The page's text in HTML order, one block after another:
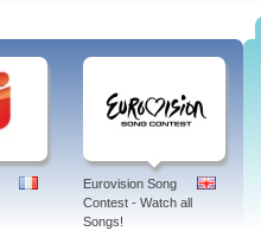
Eurovision Song
Contest - Watch all
Songs!